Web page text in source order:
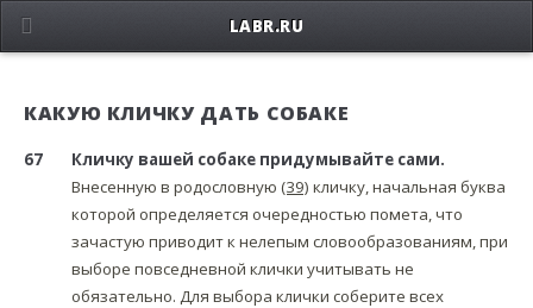
КАКУЮ КЛИЧКУ ДАТЬ СОБАКЕ
67
Кличку вашей собаке придумывайте сами.
Внесенную в родословную (39) кличку, начальная буква
которой определяется очередностью помета, что
зачастую приводит к нелепым словообразованиям, при
выборе повседневной клички учитывать не
обязательно. Для выбора клички соберите всех
LABR.RU